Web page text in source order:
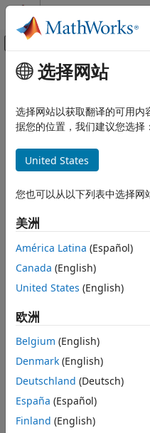
跳到内容
画布外导航菜单
文档主页
Embedded Coder
代码编译自定义
RTW.BuildInfo
说明
创建对象
示例
版本历史记录
另请参阅
主要内容
RTW.BuildInfo
提供用于编译和链接生成的
全页展开
说明
RTW.BuildInfo对象包含用
创建对象
语法
buildInformation =
描述
buildInformation
以使用该对象来指定用于编
编译器选项
预处理器标识符定义
链接器选项
选择网站
选择网站以获取翻译的可用内
据您的位置，我们建议您选择：
United States
您也可以从以下列表中选择网
美洲
América Latina (Español)
Canada (English)
United States (English)
欧洲
Belgium (English)
Denmark (English)
Deutschland (Deutsch)
España (Español)
Finland (English)